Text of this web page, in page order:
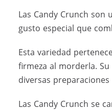
Las Candy Crunch
gusto especial que
Esta variedad
firmeza al morderla.
diversas preparaciones
Las Candy Crunch se